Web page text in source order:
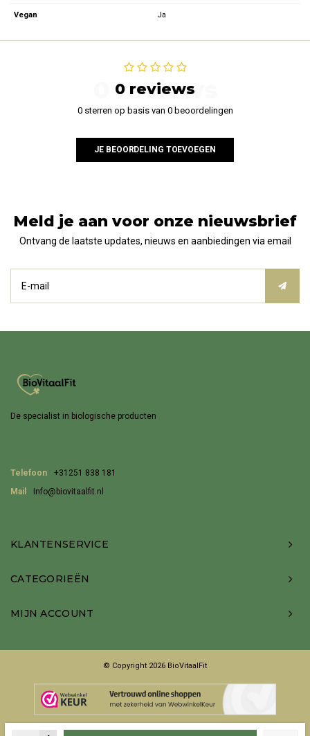
Vegan Ja
0 reviews
0 reviews
0 sterren op basis van 0 beoordelingen
JE BEOORDELING TOEVOEGEN
Meld je aan voor onze nieuwsbrief
Ontvang de laatste updates, nieuws en aanbiedingen via email
De specialist in biologische producten
Telefoon
+31251 838 181
Mail
Info@biovitaalfit.nl
KLANTENSERVICE
CATEGORIEËN
MIJN ACCOUNT
© Copyright 2026 BioVitaalFit